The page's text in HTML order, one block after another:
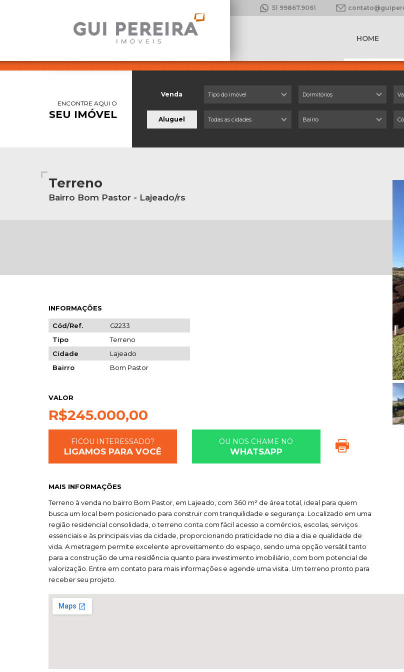
51 99867.9061
HOME
ENCONTRE AQUI O
SEU IMÓVEL
Venda
Aluguel
Tipo do imóvel Dormitórios
Todas as cidades Bairro
Terreno
Bairro Bom Pastor - Lajeado/rs
INFORMAÇÕES
Cód/Ref.
G2233
Tipo
Terreno
Cidade
Lajeado
Bairro
Bom Pastor
VALOR
R$245.000,00
FICOU INTERESSADO?
LIGAMOS PARA VOCÊ
OU NOS CHAME NO
WHATSAPP
MAIS INFORMAÇÕES
Terreno à venda no bairro Bom Pastor, em Lajeado, com 360 m² de área total, ideal para quem
busca um local bem posicionado para construir com tranquilidade e segurança. Localizado em uma
região residencial consolidada, o terreno conta com fácil acesso a comércios, escolas, serviços
essenciais e às principais vias da cidade, proporcionando praticidade no dia a dia e qualidade de
vida. A metragem permite excelente aproveitamento do espaço, sendo uma opção versátil tanto
para a construção de uma residência quanto para investimento imobiliário, com bom potencial de
valorização. Entre em contato para mais informações e agende uma visita. Um terreno pronto para
receber seu projeto.